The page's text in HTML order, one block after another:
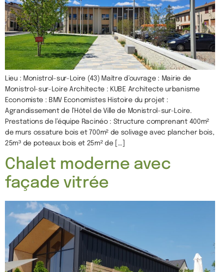
Lieu : Monistrol-sur-Loire (43) Maître d’ouvrage : Mairie de
Monistrol-sur-Loire Architecte : KUBE Architecte urbanisme
Economiste : BMV Economistes Histoire du projet :
Agrandissement de l’Hôtel de Ville de Monistrol-sur-Loire.
Prestations de l’équipe Racinéo : Structure comprenant 400m²
de murs ossature bois et 700m² de solivage avec plancher bois,
25m³ de poteaux bois et 25m² de […]
Chalet moderne avec
façade vitrée